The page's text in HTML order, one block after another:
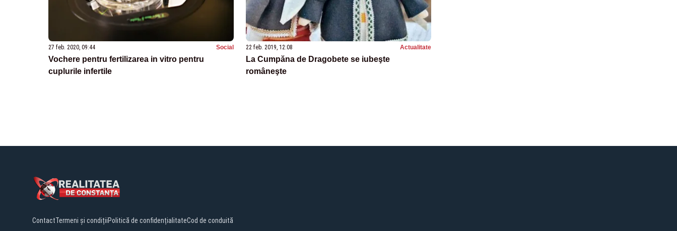
27 feb. 2020, 09:44 Social
Vochere pentru fertilizarea in vitro pentru
cuplurile infertile
22 feb. 2019, 12:08 Actualitate
La Cumpăna de Dragobete se iubeşte
româneşte
ContactTermeni și condițiiPolitică de confidențialitateCod de conduită